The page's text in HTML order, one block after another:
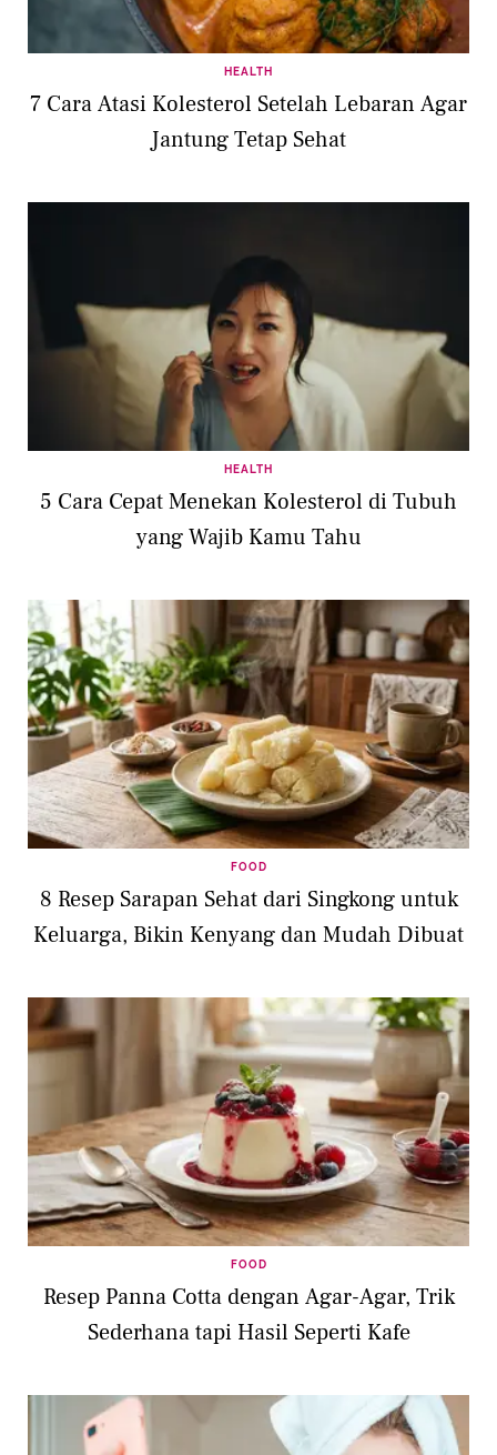
HEALTH
7 Cara Atasi Kolesterol Setelah Lebaran Agar
Jantung Tetap Sehat
HEALTH
5 Cara Cepat Menekan Kolesterol di Tubuh
yang Wajib Kamu Tahu
FOOD
8 Resep Sarapan Sehat dari Singkong untuk
Keluarga, Bikin Kenyang dan Mudah Dibuat
FOOD
Resep Panna Cotta dengan Agar-Agar, Trik
Sederhana tapi Hasil Seperti Kafe